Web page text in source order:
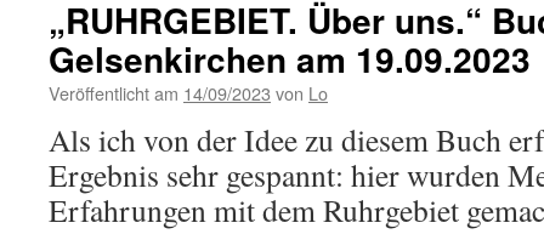
„RUHRGEBIET. Über uns.“
Gelsenkirchen am 19.09.2023
Veröffentlicht am 14/09/2023 von Lo
Als ich von der Idee zu diesem Buch
Ergebnis sehr gespannt: hier wurden
Erfahrungen mit dem Ruhrgebiet